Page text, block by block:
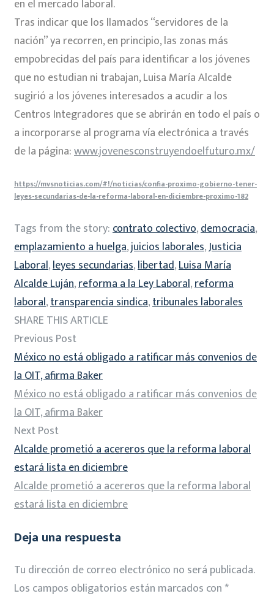
en el mercado laboral.
Tras indicar que los llamados “servidores de la
nación” ya recorren, en principio, las zonas más
empobrecidas del país para identificar a los jóvenes
que no estudian ni trabajan, Luisa María Alcalde
sugirió a los jóvenes interesados a acudir a los
Centros Integradores que se abrirán en todo el país o
a incorporarse al programa vía electrónica a través
de la página:www.jovenesconstruyendoelfuturo.mx/
https://mvsnoticias.com/#!/noticias/confia-proximo-gobierno-tener-
leyes-secundarias-de-la-reforma-laboral-en-diciembre-proximo-182
Tags from the story:contrato colectivo,democracia,
emplazamiento a huelga,juicios laborales,Justicia
Laboral,leyes secundarias,libertad,Luisa María
Alcalde Luján,reforma a la Ley Laboral,reforma
laboral,transparencia sindica,tribunales laborales
SHARE THIS ARTICLE
Previous Post
México no está obligado a ratificar más convenios de
la OIT, afirma Baker
México no está obligado a ratificar más convenios de
la OIT, afirma Baker
Next Post
Alcalde prometió a acereros que la reforma laboral
estará lista en diciembre
Alcalde prometió a acereros que la reforma laboral
estará lista en diciembre
Deja una respuesta
Tu dirección de correo electrónico no será publicada.
Los campos obligatorios están marcados con *